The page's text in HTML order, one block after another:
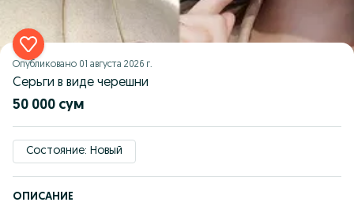
Опубликовано 01 августа 2026 г.
Серьги в виде черешни
50 000 сум
Состояние: Новый
ОПИСАНИЕ